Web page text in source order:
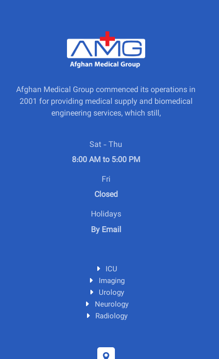
Afghan Medical Group commenced its operations in
2001 for providing medical supply and biomedical
engineering services, which still,
Sat - Thu
8:00 AM to 5:00 PM
Fri
Closed
Holidays
By Email
ICU
Imaging
Urology
Neurology
Radiology